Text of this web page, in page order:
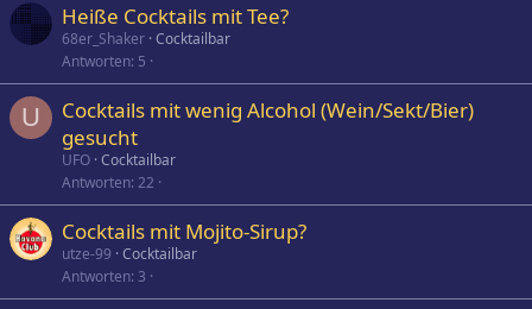
Heiße Cocktails mit Tee?
68er_Shaker Cocktailbar
Antworten 5
U
Cocktails mit wenig Alcohol (Wein/Sekt/Bier)
gesucht
UFO Cocktailbar
Antworten 22
Cocktails mit Mojito-Sirup?
utze-99 Cocktailbar
Antworten 3